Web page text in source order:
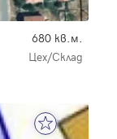
680 кв.м.
Цех/Склад